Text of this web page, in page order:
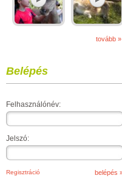
tovább »
Belépés
Felhasználónév:
Jelszó:
Regisztráció